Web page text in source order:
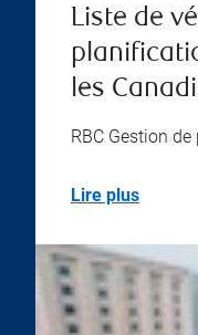
Liste de
les
RBC Gestion
Lire plus